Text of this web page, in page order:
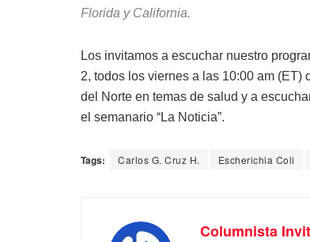
Florida y California.
Los invitamos a escuchar nuestro
2, todos los viernes a las 10:00 am
del Norte en temas de salud y a
el semanario “La Noticia”.
Tags: Carlos G. Cruz H. Escherichia Coli
Columnista